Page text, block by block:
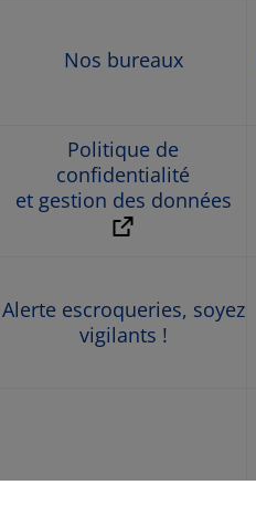
Nos bureaux
Politique de
confidentialité
et gestion des données
Alerte escroqueries, soyez
vigilants !